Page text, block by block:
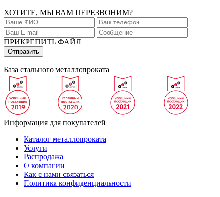
ХОТИТЕ, МЫ ВАМ ПЕРЕЗВОНИМ?
ПРИКРЕПИТЬ ФАЙЛ
База стального металлопроката
Информация для покупателей
Каталог металлопроката
Услуги
Распродажа
О компании
Как с нами связаться
Политика конфиденциальности